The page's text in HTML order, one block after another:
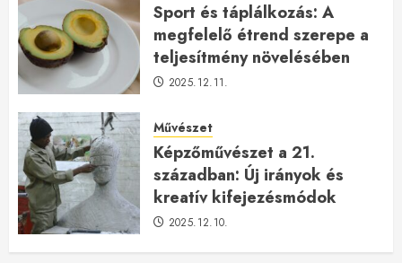
Sport és táplálkozás: A
megfelelő étrend szerepe a
teljesítmény növelésében
2025.12.11.
Művészet
Képzőművészet a 21.
században: Új irányok és
kreatív kifejezésmódok
2025.12.10.